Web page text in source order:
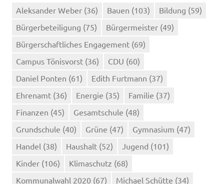
Aleksander Weber (36) Bauen (103) Bildung (59)
Bürgerbeteiligung (75) Bürgermeister (49)
Bürgerschaftliches Engagement (69)
Campus Tönisvorst (36) CDU (60)
Daniel Ponten (61) Edith Furtmann (37)
Ehrenamt (36) Energie (35) Familie (37)
Finanzen (45) Gesamtschule (48)
Grundschule (40) Grüne (47) Gymnasium (47)
Handel (38) Haushalt (52) Jugend (101)
Kinder (106) Klimaschutz (68)
Kommunalwahl 2020 (67) Michael Schütte (34)